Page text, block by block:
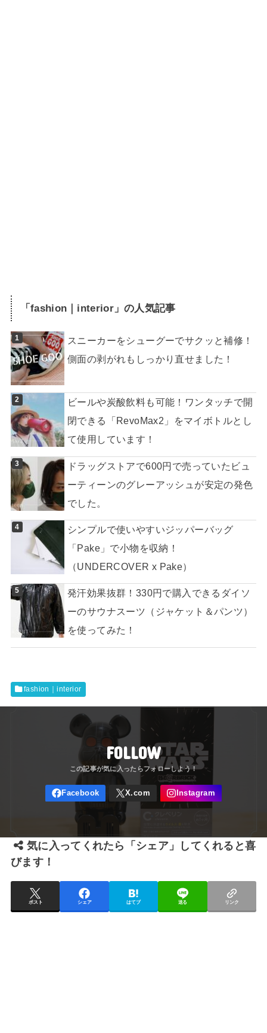
「fashion｜interior」の人気記事
スニーカーをシューグーでサクッと補修！
側面の剥がれもしっかり直せました！
ビールや炭酸飲料も可能！ワンタッチで開
閉できる「RevoMax2」をマイボトルとし
て使用しています！
ドラッグストアで600円で売っていたビュ
ーティーンのグレーアッシュが安定の発色
でした。
シンプルで使いやすいジッパーバッグ
「Pake」で小物を収納！
（UNDERCOVER x Pake）
発汗効果抜群！330円で購入できるダイソ
ーのサウナスーツ（ジャケット＆パンツ）
を使ってみた！
fashion｜interior
FOLLOW
気に入ってくれたら「シェア」してくれると喜
びます！
ポスト シェア はてブ 送る リンク